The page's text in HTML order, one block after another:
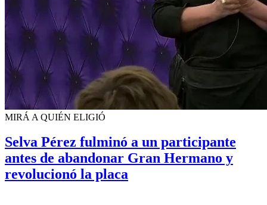
MIRÁ A QUIÉN ELIGIÓ
Selva Pérez fulminó a un participante
antes de abandonar Gran Hermano y
revolucionó la placa